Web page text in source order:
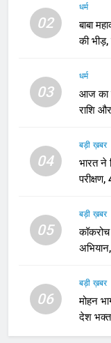
02
धर्म
बाबा
की
03
धर्म
आज का
राशि
04
बड़ी ख़बर
भारत ने
05
बड़ी ख़बर
कॉकरोच
06
बड़ी ख़बर
मोहन